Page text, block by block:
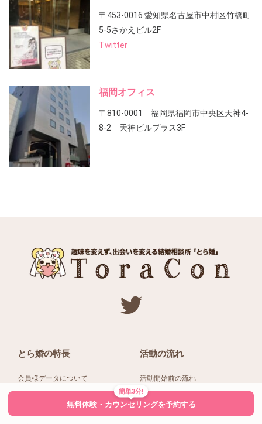
〒453-0016 愛知県名古屋市中村区竹橋町
5-5さかえビル2F
Twitter
福岡オフィス
〒810-0001 福岡県福岡市中央区天神4-
8-2 天神ビルプラス3F
とら婚の特長
会員様データについて
活動の流れ
活動開始前の流れ
入会後の活動の流れ
簡単3分!
無料体験・カウンセリングを予約する